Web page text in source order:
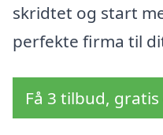
skridtet og start
perfekte firma til
Få 3 tilbud,